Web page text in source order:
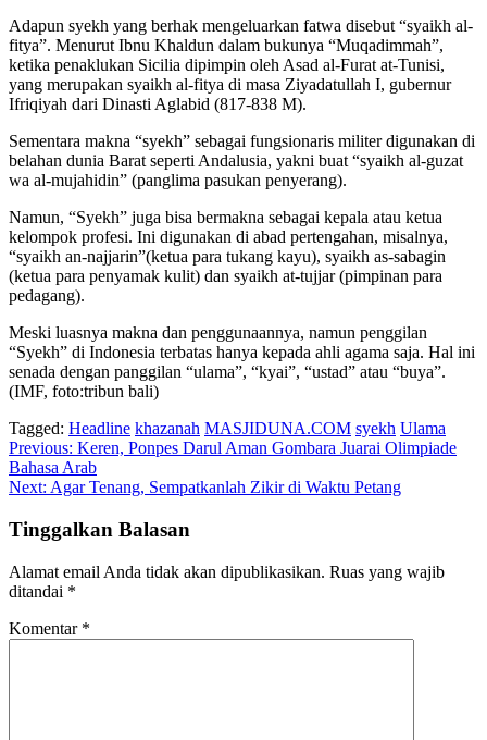
Adapun syekh yang berhak mengeluarkan fatwa disebut “syaikh al-
fitya”. Menurut Ibnu Khaldun dalam bukunya “Muqadimmah”,
ketika penaklukan Sicilia dipimpin oleh Asad al-Furat at-Tunisi,
yang merupakan syaikh al-fitya di masa Ziyadatullah I, gubernur
Ifriqiyah dari Dinasti Aglabid (817-838 M).
Sementara makna “syekh” sebagai fungsionaris militer digunakan di
belahan dunia Barat seperti Andalusia, yakni buat “syaikh al-guzat
wa al-mujahidin” (panglima pasukan penyerang).
Namun, “Syekh” juga bisa bermakna sebagai kepala atau ketua
kelompok profesi. Ini digunakan di abad pertengahan, misalnya,
“syaikh an-najjarin”(ketua para tukang kayu), syaikh as-sabagin
(ketua para penyamak kulit) dan syaikh at-tujjar (pimpinan para
pedagang).
Meski luasnya makna dan penggunaannya, namun penggilan
“Syekh” di Indonesia terbatas hanya kepada ahli agama saja. Hal ini
senada dengan panggilan “ulama”, “kyai”, “ustad” atau “buya”.
(IMF, foto:tribun bali)
Tagged: Headline khazanah MASJIDUNA.COM syekh Ulama
Navigasi
pos
Previous: Keren, Ponpes Darul Aman Gombara Juarai Olimpiade
Bahasa Arab
Next: Agar Tenang, Sempatkanlah Zikir di Waktu Petang
Tinggalkan Balasan
Alamat email Anda tidak akan dipublikasikan. Ruas yang wajib
ditandai *
Komentar *